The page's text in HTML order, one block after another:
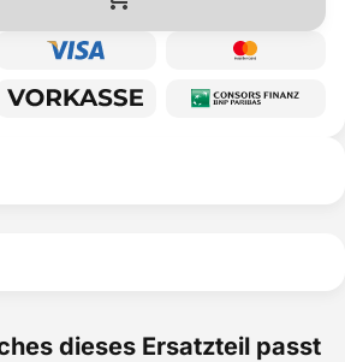
dieses Ersatzteil passt